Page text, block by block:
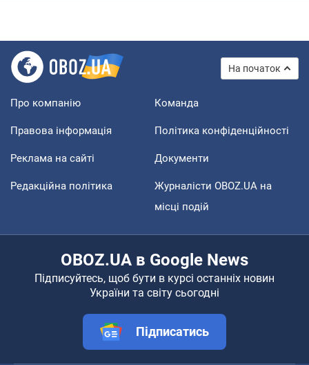
На початок
Про компанію Команда
Правова інформація Політика конфіденційності
Реклама на сайті Документи
Редакційна політика
Журналісти OBOZ.UA на
місці подій
OBOZ.UA в Google News
Підписуйтесь, щоб бути в курсі останніх новин
України та світу сьогодні
Підписатись